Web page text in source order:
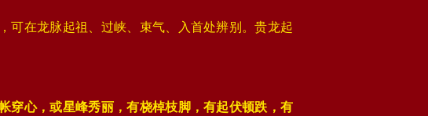
可在龙脉起祖、过峡、束气、入首处辨别。贵龙起
穿心，或星峰秀丽，有桡棹枝脚，有起伏顿跌，有